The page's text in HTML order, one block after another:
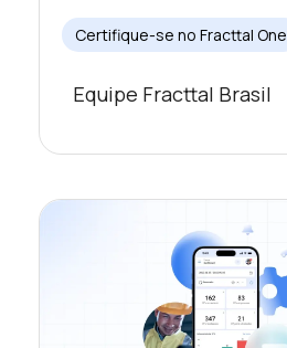
Certifique-se no Fracttal One
Equipe Fracttal Brasil